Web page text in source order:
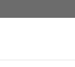
NEXTGEAR クリエイテ